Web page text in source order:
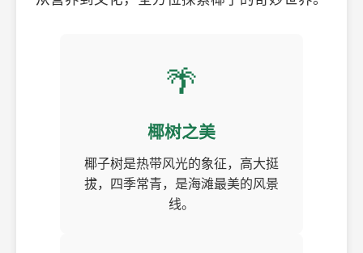
🌴
椰树之美
椰子树是热带风光的象征，高大挺
拔，四季常青，是海滩最美的风景
线。